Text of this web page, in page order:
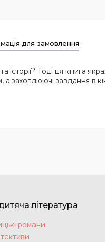
для замовлення
Тоді ця книга
завдання в
література
романи